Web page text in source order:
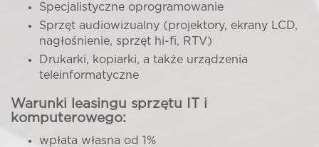
Specjalistyczne oprogramowanie
Sprzęt audiowizualny (projektory, ekrany LCD,
nagłośnienie, sprzęt hi-fi, RTV)
Drukarki, kopiarki, a także urządzenia
teleinformatyczne
Warunki leasingu sprzętu IT i
komputerowego:
wpłata własna od 1%